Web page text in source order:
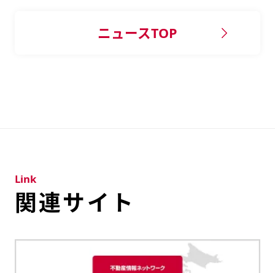
ニュースTOP
関連サイト
Link